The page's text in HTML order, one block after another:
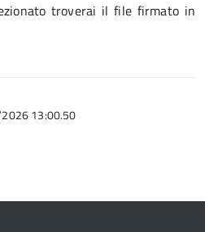
troverai il file firmato in
13:00.50